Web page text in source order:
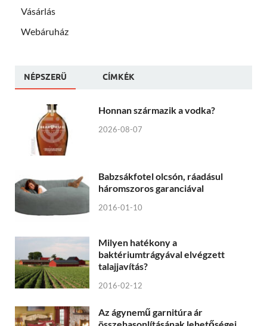
Vásárlás
Webáruház
NÉPSZERÜ CÍMKÉK
Honnan származik a vodka?
2026-08-07
Babzsákfotel olcsón, ráadásul
háromszoros garanciával
2016-01-10
Milyen hatékony a
baktériumtrágyával elvégzett
talajjavítás?
2016-02-12
Az ágynemű garnitúra ár